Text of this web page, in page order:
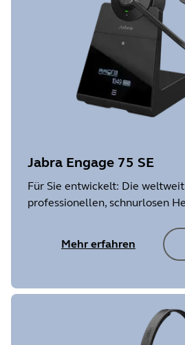
Jabra Engage 75 SE
Für Sie entwickelt: Die
professionellen, schnurlosen
Mehr erfahren